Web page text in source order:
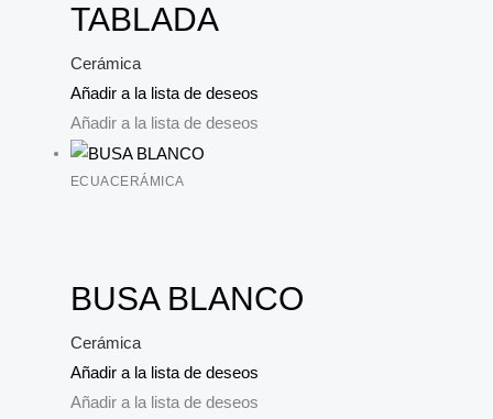
TABLADA
Cerámica
Añadir a la lista de deseos
Añadir a la lista de deseos
ECUACERÁMICA
BUSA BLANCO
Cerámica
Añadir a la lista de deseos
Añadir a la lista de deseos